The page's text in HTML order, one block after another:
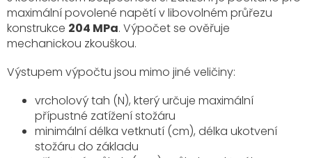
maximální povolené napětí v libovolném průřezu
konstrukce 204 MPa. Výpočet se ověřuje
mechanickou zkouškou.
Výstupem výpočtu jsou mimo jiné veličiny:
vrcholový tah (N), který určuje maximální
přípustné zatížení stožáru
minimální délka vetknutí (cm), délka ukotvení
stožáru do základu